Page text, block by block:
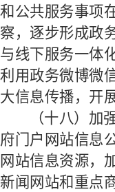
和公共服务事项
察，逐步形成政
与线下服务一体
利用政务微博微
大信息传播，开
（十八）加
府门户网站信息
网站信息资源，
新闻网站和重点